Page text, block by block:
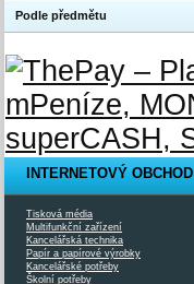
Podle předmětu
INTERNETOVÝ OBCHOD
Tisková média
Multifunkční zařízení
Kancelářská technika
Papír a papírové výrobky
Kancelářské potřeby
Školní potřeby